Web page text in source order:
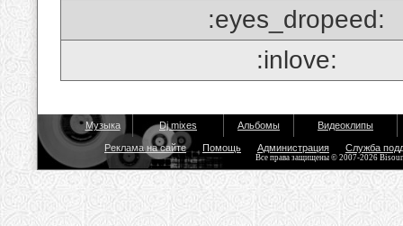
:eyes_dropeed:
:inlove:
Музыка Dj mixes Альбомы Видеоклипы
Реклама на сайте Помощь Администрация Служба
Все права защищены © 2007-2026